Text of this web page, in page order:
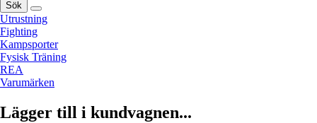
Sök
Utrustning
Fighting
Kampsporter
Fysisk Träning
REA
Varumärken
Lägger till i kundvagnen...